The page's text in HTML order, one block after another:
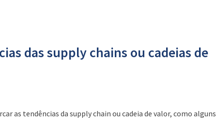
das supply chains ou cadeias de
as tendências da supply chain ou cadeia de valor, como alguns